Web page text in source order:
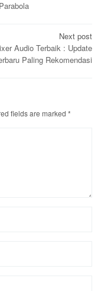
Next post
Audio Terbaik : Update
Paling Rekomendasi
fields are marked *